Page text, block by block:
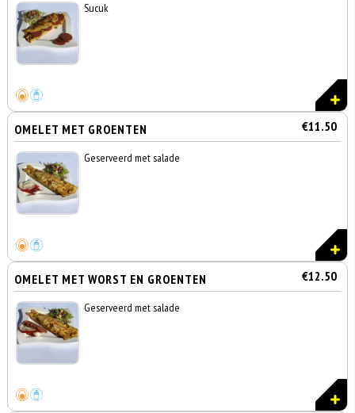
Sucuk
OMELET MET GROENTEN €11.50
Geserveerd met salade
OMELET MET WORST EN GROENTEN €12.50
Geserveerd met salade